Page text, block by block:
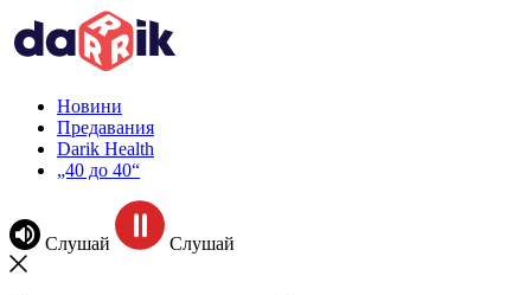
Новини
Предавания
Darik Health
„40 до 40“
Слушай Слушай